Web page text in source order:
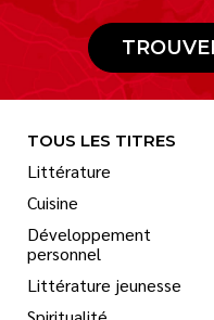
TOUS LES TITRES
Littérature
Cuisine
Développement
personnel
Littérature jeunesse